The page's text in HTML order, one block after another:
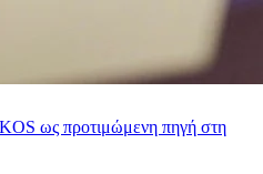
ως προτιμώμενη πηγή στη